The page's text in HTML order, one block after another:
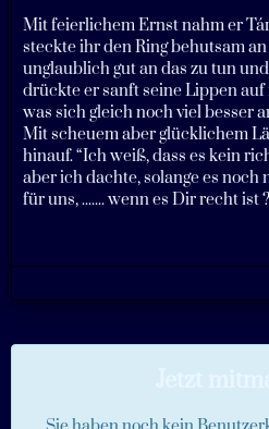
Mit feierlichem Ernst nahm er
steckte ihr den Ring behutsam
unglaublich gut an das zu tun
drückte er sanft seine Lippen
was sich gleich noch viel besser
Mit scheuem aber glücklichem
hinauf. “Ich weiß, dass es kein
aber ich dachte, solange es
für uns, ....... wenn es Dir recht ist